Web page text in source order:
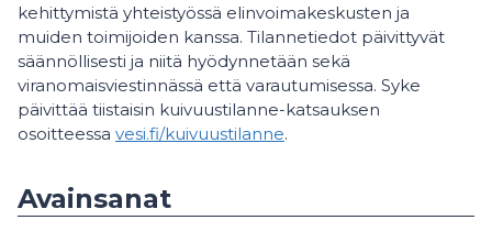
kehittymistä yhteistyössä elinvoimakeskusten ja
muiden toimijoiden kanssa. Tilannetiedot päivittyvät
säännöllisesti ja niitä hyödynnetään sekä
viranomaisviestinnässä että varautumisessa. Syke
päivittää tiistaisin kuivuustilanne-katsauksen
osoitteessa vesi.fi/kuivuustilanne.
Avainsanat